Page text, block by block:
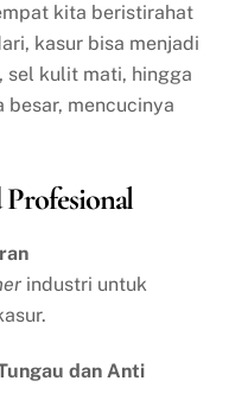
kita beristirahat
kasur bisa menjadi
kulit mati, hingga
besar, mencucinya
Profesional
industri untuk
dan Anti